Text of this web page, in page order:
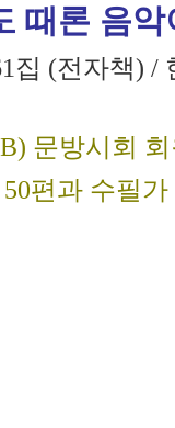
때론 음악
집 (전자책)
문방시회
편과 수필